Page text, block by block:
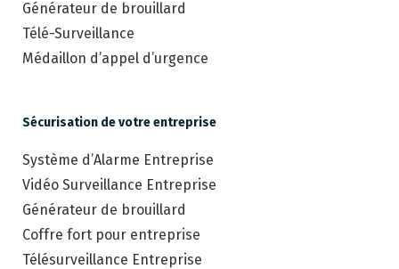
Générateur de brouillard
Télé-Surveillance
Médaillon d’appel d’urgence
Sécurisation de votre entreprise
Système d’Alarme Entreprise
Vidéo Surveillance Entreprise
Générateur de brouillard
Coffre fort pour entreprise
Télésurveillance Entreprise